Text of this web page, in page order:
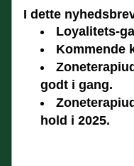
I dette
Loyalitets-
Kommende
godt i gang.
hold i 2025.